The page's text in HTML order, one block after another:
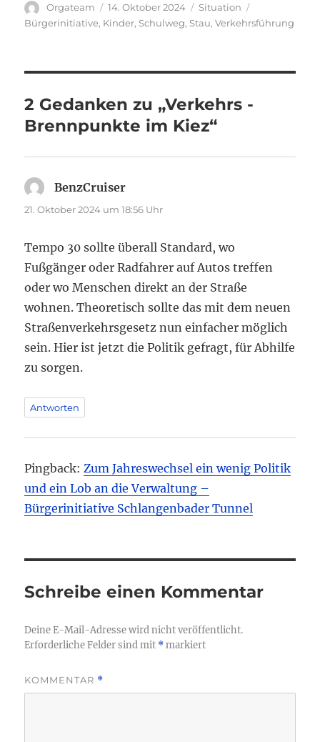
Autor
Orgateam
Veröffentlicht
am
14. Oktober 2024 Kategorien
Situation
Bürgerinitiative, Kinder, Schulweg, Stau,Verkehrsführung
2 Gedanken zu „Verkehrs -
Brennpunkte im Kiez“
BenzCruiser
21. Oktober 2024 um 18:56 Uhr
Tempo 30 sollte überall Standard, wo
Fußgänger oder Radfahrer auf Autos treffen
oder wo Menschen direkt an der Straße
wohnen. Theoretisch sollte das mit dem neuen
Straßenverkehrsgesetz nun einfacher möglich
sein. Hier ist jetzt die Politik gefragt, für Abhilfe
zu sorgen.
Antworten
Pingback: Zum Jahreswechsel ein wenig Politik
und ein Lob an die Verwaltung –
Bürgerinitiative Schlangenbader Tunnel
Schreibe einen Kommentar
Deine E-Mail-Adresse wird nicht veröffentlicht.
Erforderliche Felder sind mit *markiert
KOMMENTAR *